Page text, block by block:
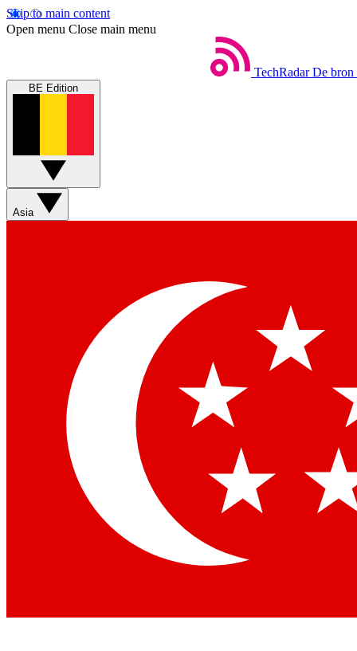
Skip to main content
Open menu Close main menu
TechRadar De bron
BE Edition
Asia